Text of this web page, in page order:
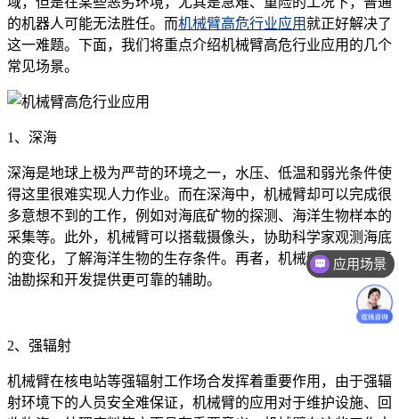
的机器人可能无法胜任。而机械臂高危行业应用就正好解决了
这一难题。下面，我们将重点介绍机械臂高危行业应用的几个
常见场景。
1、深海
深海是地球上极为严苛的环境之一，水压、低温和弱光条件使
得这里很难实现人力作业。而在深海中，机械臂却可以完成很
多意想不到的工作，例如对海底矿物的探测、海洋生物样本的
采集等。此外，机械臂可以搭载摄像头，协助科学家观测海底
的变化，了解海洋生物的生存条件。再者，机械臂对海底的原
油勘探和开发提供更可靠的辅助。
2、强辐射
机械臂在核电站等强辐射工作场合发挥着重要作用，由于强辐
射环境下的人员安全难保证，机械臂的应用对于维护设施、回
应用场景
价格咨询